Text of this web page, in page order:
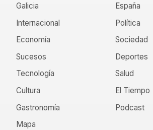
Galicia
España
Internacional
Política
Economía
Sociedad
Sucesos
Deportes
Tecnología
Salud
Cultura
El Tiempo
Gastronomía
Podcast
Mapa